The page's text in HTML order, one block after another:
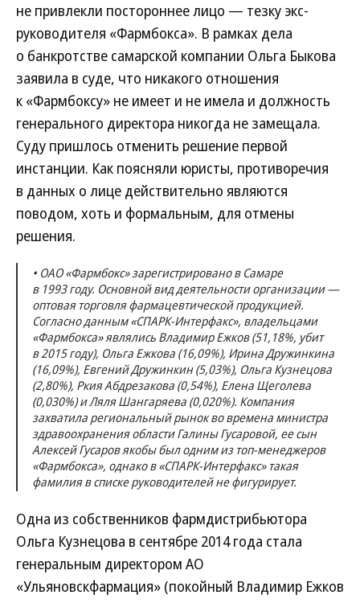
не привлекли постороннее лицо — тезку экс-
руководителя «Фармбокса». В рамках дела
о банкротстве самарской компании Ольга Быкова
заявила в суде, что никакого отношения
к «Фармбоксу» не имеет и не имела и должность
генерального директора никогда не замещала.
Суду пришлось отменить решение первой
инстанции. Как поясняли юристы, противоречия
в данных о лице действительно являются
поводом, хоть и формальным, для отмены
решения.
• ОАО «Фармбокс» зарегистрировано в Самаре
в 1993 году. Основной вид деятельности организации —
оптовая торговля фармацевтической продукцией.
Согласно данным «СПАРК-Интерфакс», владельцами
«Фармбокса» являлись Владимир Ежков (51,18%, убит
в 2015 году), Ольга Ежкова (16,09%), Ирина Дружинкина
(16,09%), Евгений Дружинкин (5,03%), Ольга Кузнецова
(2,80%), Ркия Абдрезакова (0,54%), Елена Щеголева
(0,030%) и Ляля Шангаряева (0,020%). Компания
захватила региональный рынок во времена министра
здравоохранения области Галины Гусаровой, ее сын
Алексей Гусаров якобы был одним из топ-менеджеров
«Фармбокса», однако в «СПАРК-Интерфакс» такая
фамилия в списке руководителей не фигурирует.
Одна из собственников фармдистрибьютора
Ольга Кузнецова в сентябре 2014 года стала
генеральным директором АО
«Ульяновскфармация» (покойный Владимир Ежков